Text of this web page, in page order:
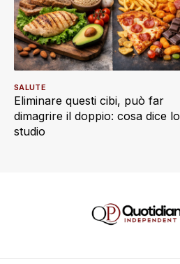
Eliminare questi cibi, può far
dimagrire il doppio: cosa dice lo
studio
SALUTE